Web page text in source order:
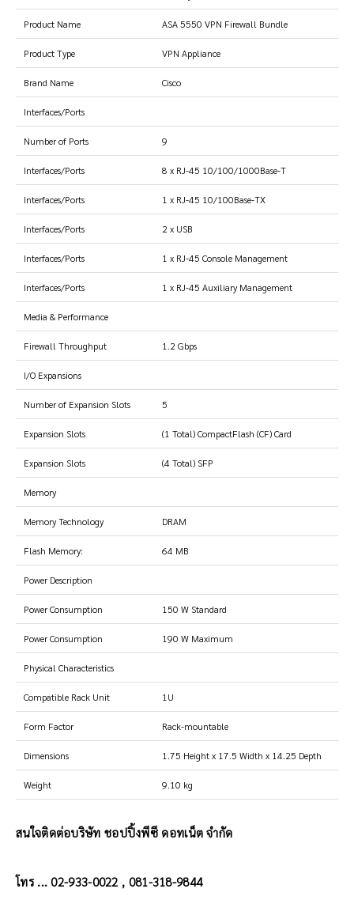
Product Name ASA 5550 VPN Firewall Bundle
Product Type VPN Appliance
Brand Name Cisco
Interfaces/Ports
Number of Ports 9
Interfaces/Ports 8 x RJ-45 10/100/1000Base-T
Interfaces/Ports 1 x RJ-45 10/100Base-TX
Interfaces/Ports 2 x USB
Interfaces/Ports 1 x RJ-45 Console Management
Interfaces/Ports 1 x RJ-45 Auxiliary Management
Media & Performance
Firewall Throughput 1.2 Gbps
I/O Expansions
Number of Expansion Slots 5
Expansion Slots (1 Total) CompactFlash (CF) Card
Expansion Slots (4 Total) SFP
Memory
Memory Technology DRAM
Flash Memory: 64 MB
Power Description
Power Consumption 150 W Standard
Power Consumption 190 W Maximum
Physical Characteristics
Compatible Rack Unit 1U
Form Factor Rack-mountable
Dimensions 1.75 Height x 17.5 Width x 14.25 Depth
Weight 9.10 kg
สนใจติดต่อบริษัท ชอปปิ้งพีซี ดอทเน็ต จำกัด
โทร ... 02-933-0022 , 081-318-9844